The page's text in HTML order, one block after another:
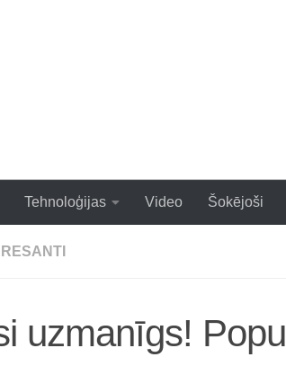
Tehnoloģijas Video Šokējoši
uzmanīgs!